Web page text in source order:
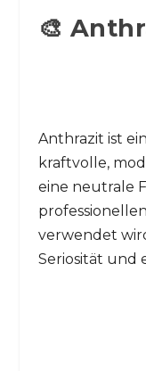
🎨
Anthrazit ist
kraftvolle,
eine neutrale
verwendet
Seriosität und